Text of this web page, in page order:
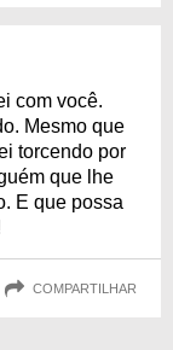
com você.
Mesmo que
torcendo por
que lhe
E que possa
COMPARTILHAR